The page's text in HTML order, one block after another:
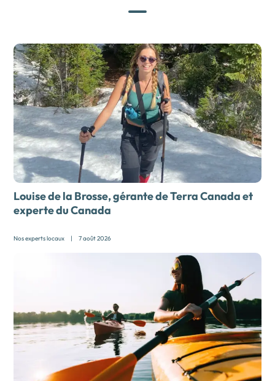
Louise de la Brosse, gérante de Terra Canada et
experte du Canada
Nos experts locaux | 7 août 2026